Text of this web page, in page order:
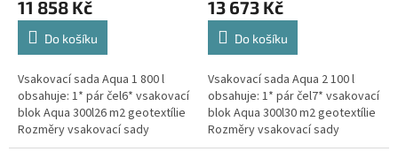
11 858 Kč
Do košíku
Vsakovací sada Aqua 1 800 l
obsahuje: 1* pár čel6* vsakovací
blok Aqua 300l26 m2 geotextílie
Rozměry vsakovací sady
720x80x52 cm Nosnost bloků až
13 673 Kč
Do košíku
Vsakovací sada Aqua 2 100 l
obsahuje: 1* pár čel7* vsakovací
blok Aqua 300l30 m2 geotextílie
Rozměry vsakovací sady
840x80x52 cm Nosnost bloků až